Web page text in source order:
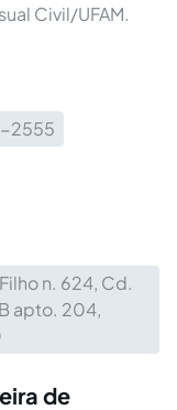
Civil/UFAM.
2555
n. 624, Cd.
apto. 204,
de